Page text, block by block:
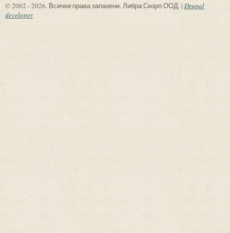
© 2002 - 2026. Всички права запазени. Либра Скорп ООД. | Drupal
developer